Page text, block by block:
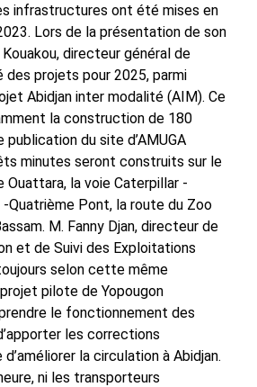
infrastructures ont été mises en
Lors de la présentation de son
directeur général de
des projets pour 2025, parmi
Abidjan inter modalité (AIM). Ce
la construction de 180
publication du site d’AMUGA
minutes seront construits sur le
Ouattara, la voie Caterpillar -
Quatrième Pont, la route du Zoo
M. Fanny Djan, directeur de
et de Suivi des Exploitations
selon cette même
pilote de Yopougon
le fonctionnement des
les corrections
la circulation à Abidjan.
ni les transporteurs